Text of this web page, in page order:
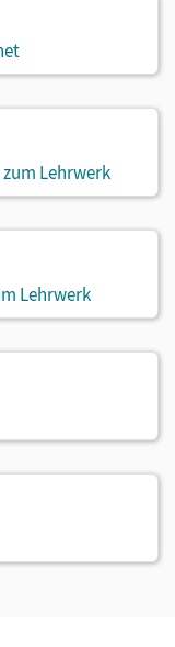
Lehrwerk
Lehrwerk